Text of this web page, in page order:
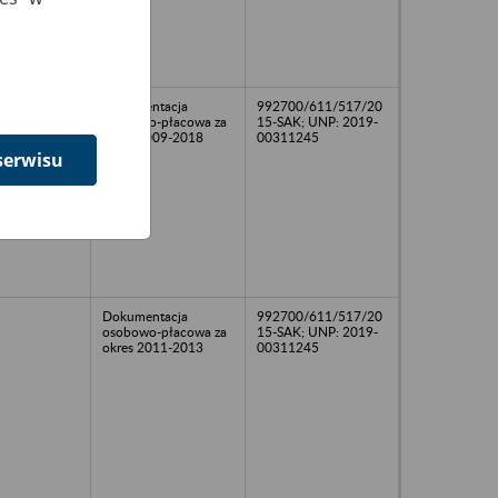
Dokumentacja
osobowo-płacowa za
okres 2009-2018
992700/611/517/20
15-SAK; UNP: 2019-
00311245
Dokumentacja
osobowo-płacowa za
okres 2011-2013
992700/611/517/20
15-SAK; UNP: 2019-
00311245